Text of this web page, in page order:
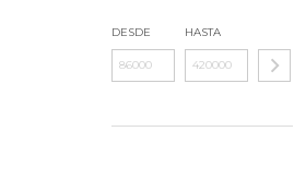
DESDE HASTA